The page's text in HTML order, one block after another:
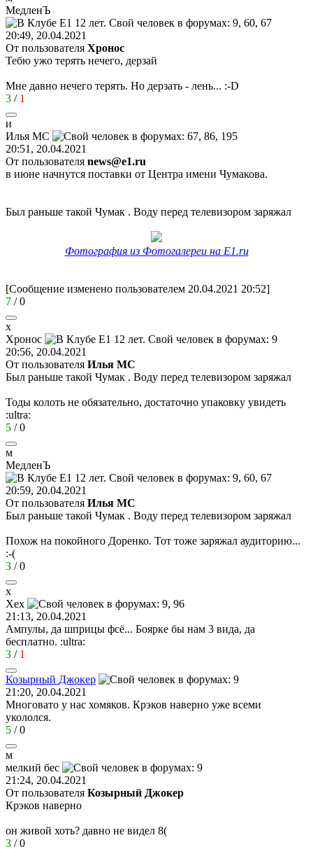
МедленЪ
20:49, 20.04.2021
От пользователя Хронос
Тебю ужо терять нечего, дерзай
Мне давно нечего терять. Но дерзать - лень... :-D
3 / 1
и
Илья MC
20:51, 20.04.2021
От пользователя news@e1.ru
в июне начнутся поставки от Центра имени Чумакова.
Был раньше такой Чумак . Воду перед телевизором заряжал
Фотография из Фотогалереи на E1.ru
[Сообщение изменено пользователем 20.04.2021 20:52]
7 /0
х
Хронос
20:56, 20.04.2021
От пользователя Илья MC
Был раньше такой Чумак . Воду перед телевизором заряжал
Тоды колоть не обязательно, достаточно упаковку увидеть
:ultra:
5 /0
м
МедленЪ
20:59, 20.04.2021
От пользователя Илья MC
Был раньше такой Чумак . Воду перед телевизором заряжал
Похож на покойного Доренко. Тот тоже заряжал аудиторию...
:-(
3 /0
х
Хех
21:13, 20.04.2021
Ампулы, да шприцы фсё... Боярке бы нам 3 вида, да
бесплатно. :ultra:
3 / 1
Козырный Джокер
21:20, 20.04.2021
Многовато у нас хомяков. Крэков наверно уже всеми
укололся.
5 /0
м
мелкий бес
21:24, 20.04.2021
От пользователя Козырный Джокер
Крэков наверно
он живой хоть? давно не видел 8(
3 /0